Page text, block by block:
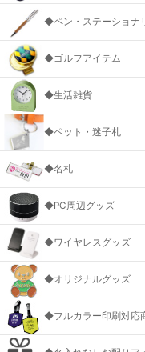
◆ペン・ステーショナ
◆ゴルフアイテム
◆生活雑貨
◆ペット・迷子札
◆名札
◆PC周辺グッズ
◆ワイヤレスグッズ
◆オリジナルグッズ
◆フルカラー印刷対応